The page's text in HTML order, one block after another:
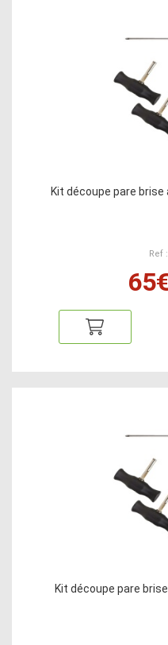
Kit découpe pare
Ref
Kit découpe pare